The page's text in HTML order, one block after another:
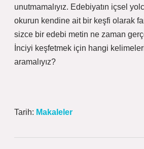
unutmamalıyız. Edebiyatın içsel
okurun kendine ait bir keşfi olarak
sizce bir edebi metin ne zaman
İnciyi keşfetmek için hangi
aramalıyız?
Tarih: Makaleler